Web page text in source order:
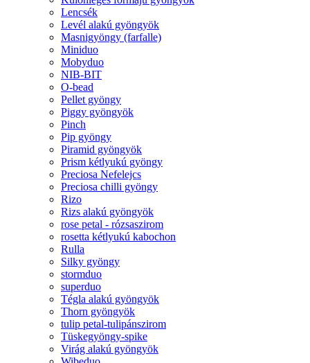
Lencsék
Levél alakú gyöngyök
Masnigyöngy (farfalle)
Miniduo
Mobyduo
NIB-BIT
O-bead
Pellet gyöngy
Piggy gyöngyök
Pinch
Pip gyöngy
Piramid gyöngyök
Prism kétlyukú gyöngy
Preciosa Nefelejcs
Preciosa chilli gyöngy
Rizo
Rizs alakú gyöngyök
rose petal - rózsaszirom
rosetta kétlyukú kabochon
Rulla
Silky gyöngy
stormduo
superduo
Tégla alakú gyöngyök
Thorn gyöngyök
tulip petal-tulipánszirom
Tüskegyöngy-spike
Virág alakú gyöngyök